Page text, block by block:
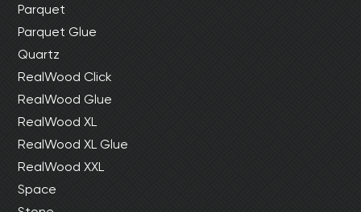
Parquet
Parquet Glue
Quartz
RealWood Click
RealWood Glue
RealWood XL
RealWood XL Glue
RealWood XXL
Space